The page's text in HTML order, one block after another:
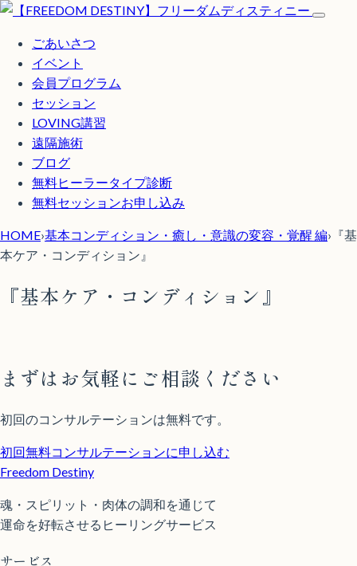
ごあいさつ
イベント
会員プログラム
セッション
LOVING講習
遠隔施術
ブログ
無料ヒーラータイプ診断
無料セッションお申し込み
HOME›基本コンディション・癒し・意識の変容・覚醒 編› 『基
本ケア・コンディション』
『基本ケア・コンディション』
まずはお気軽にご相談ください
初回のコンサルテーションは無料です。
初回無料コンサルテーションに申し込む
Freedom Destiny
魂・スピリット・肉体の調和を通じて
運命を好転させるヒーリングサービス
サービス